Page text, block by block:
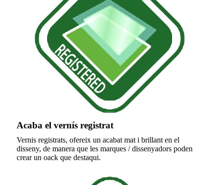
Acaba el vernís registrat
Vernis registrats, ofereix un acabat mat i brillant en el
disseny, de manera que les marques / dissenyadors poden
crear un oack que destaqui.